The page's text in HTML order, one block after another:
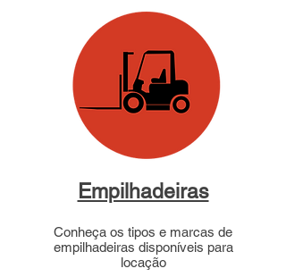
Empilhadeiras
Conheça os tipos e marcas de
empilhadeiras disponíveis para
locação